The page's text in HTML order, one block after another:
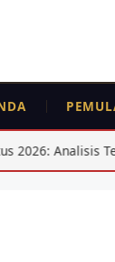
untuk Swing
PEMULA
RSI